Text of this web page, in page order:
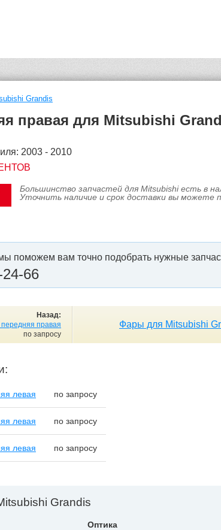
Grandis
правая для Mitsubishi
2003 - 2010
Большинство запчастей для Mitsubishi есть в
Уточнить наличие и срок доставки вы можете
поможем вам точно подобрать нужные
66
Назад:
правая
по запросу
Фары для Mitsubishi
левая по запросу
левая по запросу
левая по запросу
Grandis
Оптика